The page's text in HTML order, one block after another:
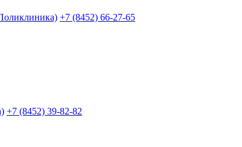
+7 (8452) 66-27-65
+7 (8452) 39-82-82